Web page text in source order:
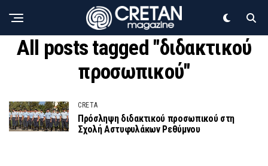
All posts tagged "διδακτικού
προσωπικού"
CRETA
Πρόσληψη διδακτικού προσωπικού στη
Σχολή Αστυφυλάκων Ρεθύμνου